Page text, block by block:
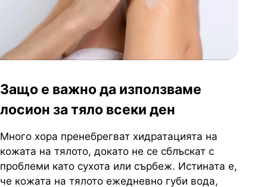
Защо е важно да използваме
лосион за тяло всеки ден
Много хора пренебрегват хидратацията на
кожата на тялото, докато не се сблъскат с
проблеми като сухота или сърбеж. Истината е,
че кожата на тялото ежедневно губи вода,